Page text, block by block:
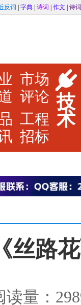
反词 字典 诗词 作文 诗词
市场
评论
工程
招标
技
术
丝路
读量：